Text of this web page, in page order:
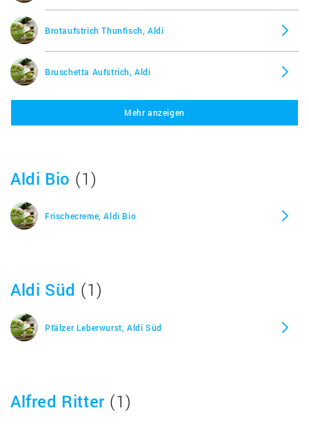
Brotaufstrich Thunfisch, Aldi
Bruschetta Aufstrich, Aldi
Casa Morando Antipasti Creme Mediterrane Art
Genießer Aufstrich Pikante Feige, Aldi
Mehr anzeigen
Aldi Bio (1)
Frischecreme, Aldi Bio
Aldi Süd (1)
Pfälzer Leberwurst, Aldi Süd
Alfred Ritter (1)